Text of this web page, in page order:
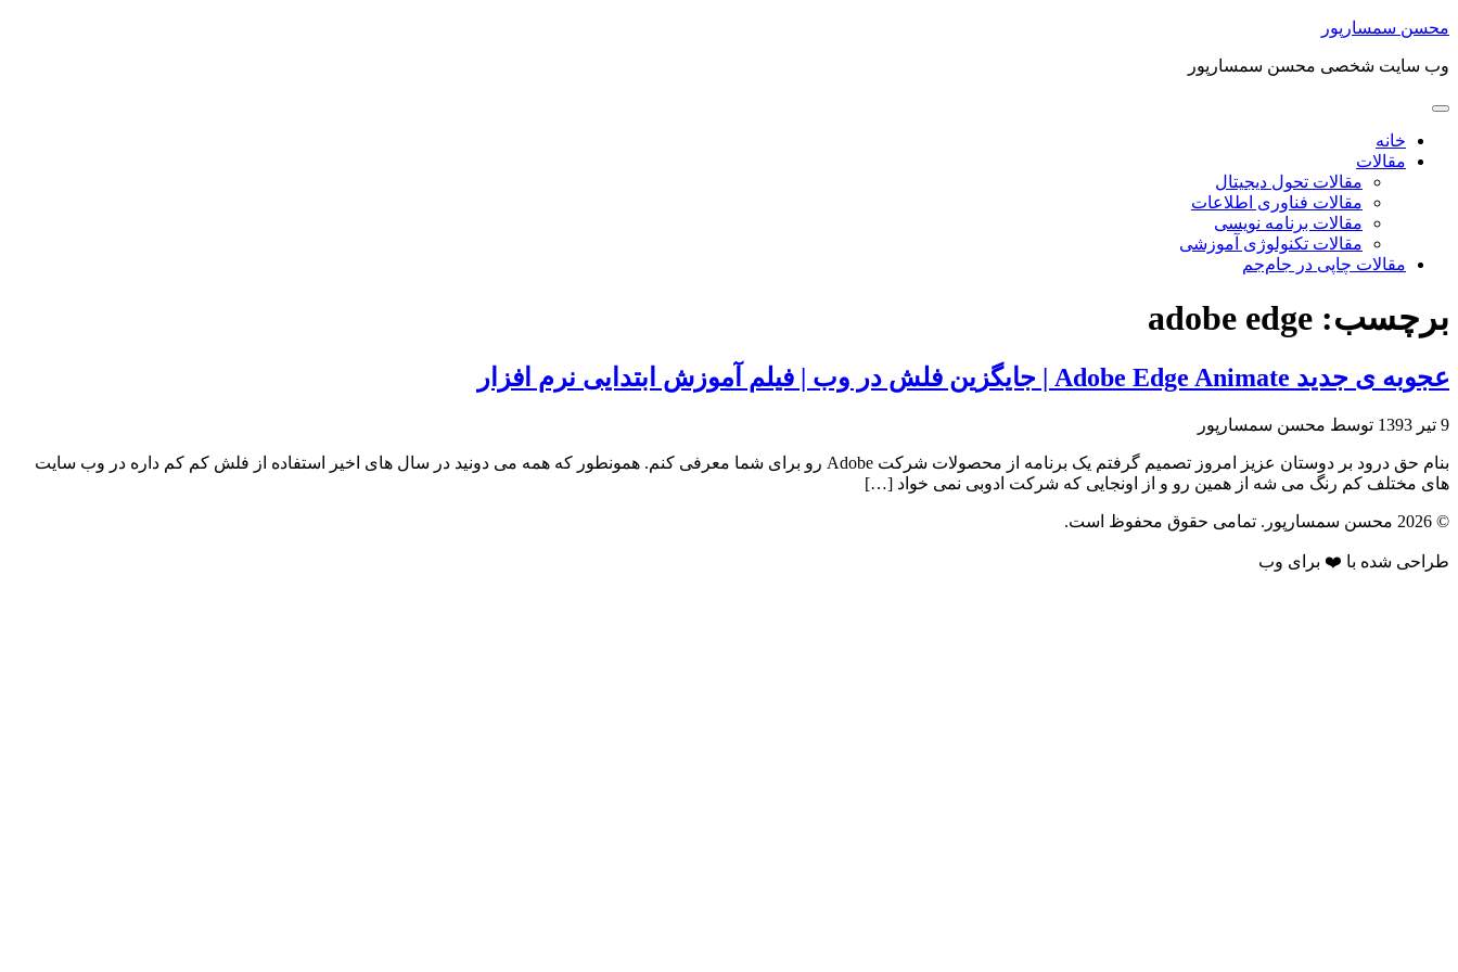
محسن سمسارپور
وب سایت شخصی محسن سمسارپور
خانه
مقالات
مقالات تحول دیجیتال
مقالات فناوری اطلاعات
مقالات برنامه نویسی
مقالات تکنولوژی آموزشی
مقالات چاپی در جام‌جم
برچسب: adobe edge
عجوبه ی جدید Adobe Edge Animate | جایگزین فلش در وب | فیلم آموزش ابتدایی نرم افزار
9 تیر 1393 توسط محسن سمسارپور
بنام حق درود بر دوستان عزیز امروز تصمیم گرفتم یک برنامه از محصولات شرکت Adobe رو برای شما معرفی کنم. همونطور که همه می دونید در سال های اخیر استفاده از فلش کم کم داره در وب سایت
های مختلف کم رنگ می شه از همین رو و از اونجایی که شرکت ادوبی نمی خواد […]
© 2026 محسن سمسارپور. تمامی حقوق محفوظ است.
طراحی شده با ❤️ برای وب